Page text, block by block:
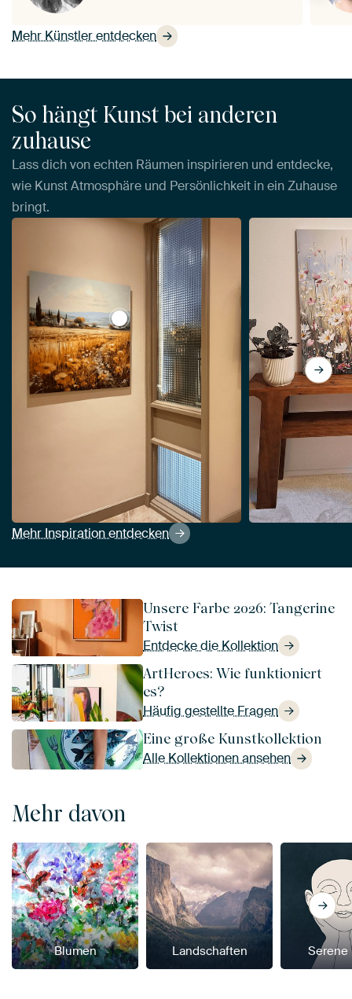
Mehr Künstler entdecken
So hängt Kunst bei anderen
zuhause
Lass dich von echten Räumen inspirieren und entdecke,
wie Kunst Atmosphäre und Persönlichkeit in ein Zuhause
bringt.
Mehr Inspiration entdecken
View Toskana von Imagine
Unsere Farbe 2026: Tangerine
Twist
Entdecke die Kollektion
ArtHeroes: Wie funktioniert
es?
Häufig gestellte Fragen
Eine große Kunstkollektion
Alle Kollektionen ansehen
Mehr davon
Blumen Landschaften Serene